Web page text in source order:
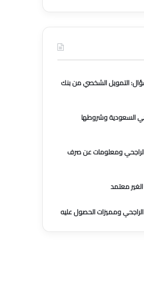
سؤال: التمويل الشخصي من بنك
السعودية وشروطها
الراجحي ومعلومات عن صرف
معتمد
ومميزات الحصول عليه